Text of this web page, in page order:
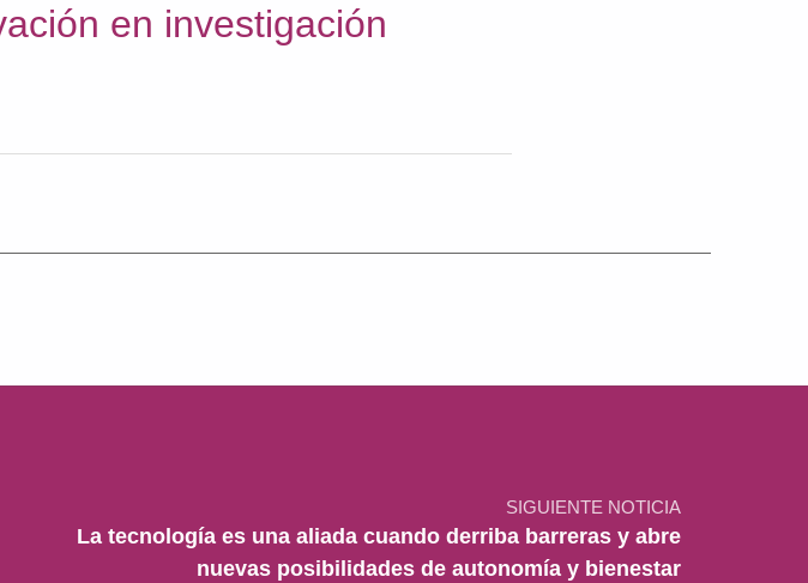
en investigación
SIGUIENTE NOTICIA
La tecnología es una aliada cuando derriba barreras y abre
nuevas posibilidades de autonomía y bienestar